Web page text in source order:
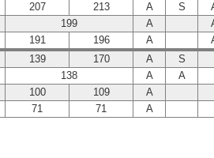
207 213 A S
199 A
191 196 A
139 170 A
S
138 A
A
100 109
A
71 71 A